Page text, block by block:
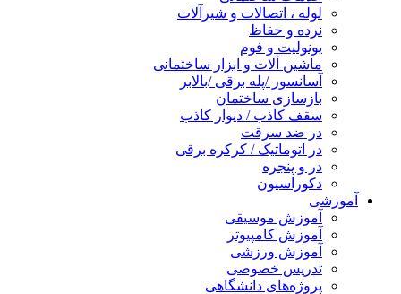
لوله ، اتصالات و شیرآلات
نرده و حفاظ
یونولیت و فوم
ماشین آلات و ابزار ساختمانی
آسانسور /پله برقی /بالابر
بازسازی ساختمان
سقف کاذب / دیوار کاذب
در ضد سرقت
در اتوماتیک / کرکره برقی
در و پنجره
دکوراسیون
آموزشی
آموزش موسیقی
آموزش کامپیوتر
آموزش ورزشی
تدریس خصوصی
پروژه‌های دانشگاهی